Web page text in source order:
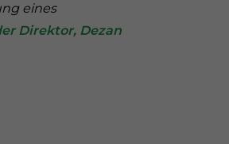
eines
Direktor, Dezan